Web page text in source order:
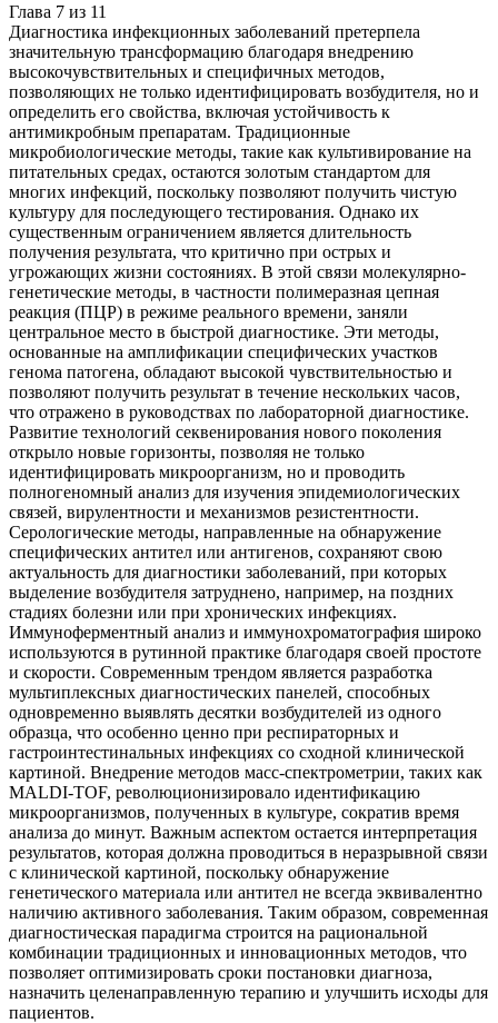
Глава 7 из 11
Диагностика инфекционных заболеваний претерпела
значительную трансформацию благодаря внедрению
высокочувствительных и специфичных методов,
позволяющих не только идентифицировать возбудителя, но и
определить его свойства, включая устойчивость к
антимикробным препаратам. Традиционные
микробиологические методы, такие как культивирование на
питательных средах, остаются золотым стандартом для
многих инфекций, поскольку позволяют получить чистую
культуру для последующего тестирования. Однако их
существенным ограничением является длительность
получения результата, что критично при острых и
угрожающих жизни состояниях. В этой связи молекулярно-
генетические методы, в частности полимеразная цепная
реакция (ПЦР) в режиме реального времени, заняли
центральное место в быстрой диагностике. Эти методы,
основанные на амплификации специфических участков
генома патогена, обладают высокой чувствительностью и
позволяют получить результат в течение нескольких часов,
что отражено в руководствах по лабораторной диагностике.
Развитие технологий секвенирования нового поколения
открыло новые горизонты, позволяя не только
идентифицировать микроорганизм, но и проводить
полногеномный анализ для изучения эпидемиологических
связей, вирулентности и механизмов резистентности.
Серологические методы, направленные на обнаружение
специфических антител или антигенов, сохраняют свою
актуальность для диагностики заболеваний, при которых
выделение возбудителя затруднено, например, на поздних
стадиях болезни или при хронических инфекциях.
Иммуноферментный анализ и иммунохроматография широко
используются в рутинной практике благодаря своей простоте
и скорости. Современным трендом является разработка
мультиплексных диагностических панелей, способных
одновременно выявлять десятки возбудителей из одного
образца, что особенно ценно при респираторных и
гастроинтестинальных инфекциях со сходной клинической
картиной. Внедрение методов масс-спектрометрии, таких как
MALDI-TOF, революционизировало идентификацию
микроорганизмов, полученных в культуре, сократив время
анализа до минут. Важным аспектом остается интерпретация
результатов, которая должна проводиться в неразрывной связи
с клинической картиной, поскольку обнаружение
генетического материала или антител не всегда эквивалентно
наличию активного заболевания. Таким образом, современная
диагностическая парадигма строится на рациональной
комбинации традиционных и инновационных методов, что
позволяет оптимизировать сроки постановки диагноза,
назначить целенаправленную терапию и улучшить исходы для
пациентов.